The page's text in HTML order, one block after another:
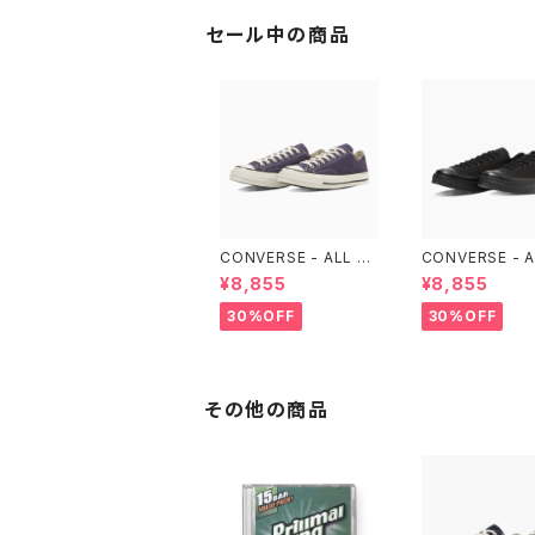
セール中の商品
CONVERSE - ALL ST
AR LGCY OX （Purpl
e）
¥8,855
30%OFF
CONVERSE -
AR LGCY OX （
LACK)
¥8,855
30%OFF
その他の商品